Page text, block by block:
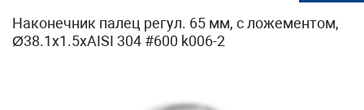
Наконечник палец регул. 65 мм, с ложементом,
Ø38.1х1.5хAISI 304 #600 k006-2